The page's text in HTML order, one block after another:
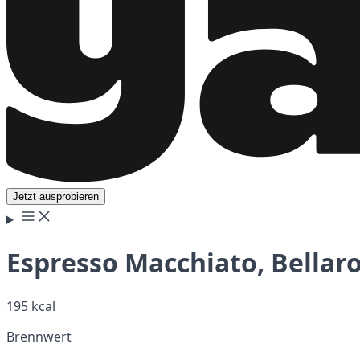
Jetzt ausprobieren
Espresso Macchiato,
195 kcal
Brennwert